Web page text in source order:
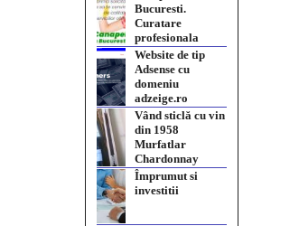
domeniu
adzeige.ro
Vând sticlă cu vin
din 1958
Murfatlar
Chardonnay
Împrumut si
investitii
Ofera def între
special